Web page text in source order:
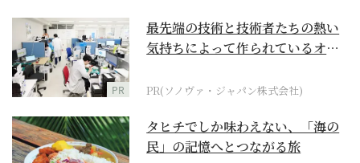
PR
最先端の技術と技術者たちの熱い
気持ちによって作られているオー
PR(ソノヴァ・ジャパン株式会社)
タヒチでしか味わえない、「海の
民」の記憶へとつながる旅